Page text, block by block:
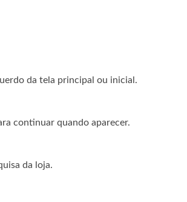
da tela principal ou inicial.
continuar quando aparecer.
da loja.